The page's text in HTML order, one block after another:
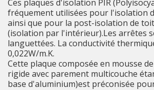
Ces plaques d'isolation PIR
fréquement utilisées pour l'isolation
ainsi que pour la post-isolation de
(isolation par l'intérieur).Les arrêtes
languettées. La conductivité
0,022W/m.K.
Cette plaque composée en mousse
rigide avec parement multicouche
base d'aluminium)est préconisée